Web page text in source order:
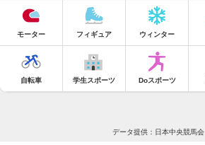
モーター フィギュア ウィンター
自転車 学生スポーツ Doスポーツ
データ提供：日本中央競馬会